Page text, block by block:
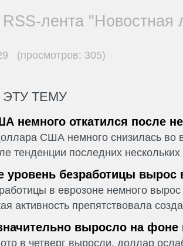
RSS-лента "Новостная
(просмотров: 305)
ТЕМУ
немного откатился после
США немного снизилась во
тенденции последних
уровень безработицы вырос
в еврозоне немного
активность препятствовала
выросло на фоне
в четверг выросли, доллар